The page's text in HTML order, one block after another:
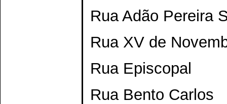
Rua Adão Pereira
Rua XV de
Rua Episcopal
Rua Bento Carlos